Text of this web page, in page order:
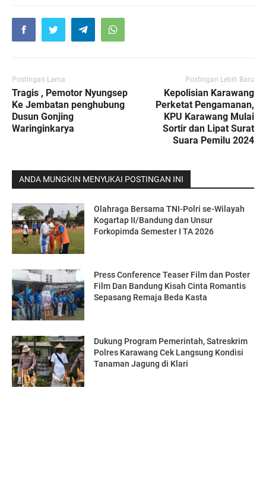
Postingan Lama
Tragis , Pemotor Nyungsep
Ke Jembatan penghubung
Dusun Gonjing
Waringinkarya
Postingan Lebih Baru
Kepolisian Karawang
Perketat Pengamanan,
KPU Karawang Mulai
Sortir dan Lipat Surat
Suara Pemilu 2024
ANDA MUNGKIN MENYUKAI POSTINGAN INI
Olahraga Bersama TNI-Polri se-Wilayah
Kogartap II/Bandung dan Unsur
Forkopimda Semester I TA 2026
Press Conference Teaser Film dan Poster
Film Dan Bandung Kisah Cinta Romantis
Sepasang Remaja Beda Kasta
Dukung Program Pemerintah, Satreskrim
Polres Karawang Cek Langsung Kondisi
Tanaman Jagung di Klari